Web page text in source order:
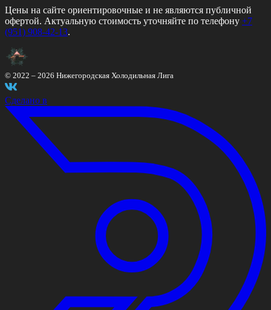
Цены на сайте ориентировочные и не являются публичной
офертой. Актуальную стоимость уточняйте по телефону +7
(951) 908-42-13.
© 2022 – 2026 Нижегородская Холодильная Лига
Сделано в